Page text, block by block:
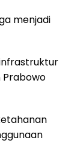
menjadi
Prabowo